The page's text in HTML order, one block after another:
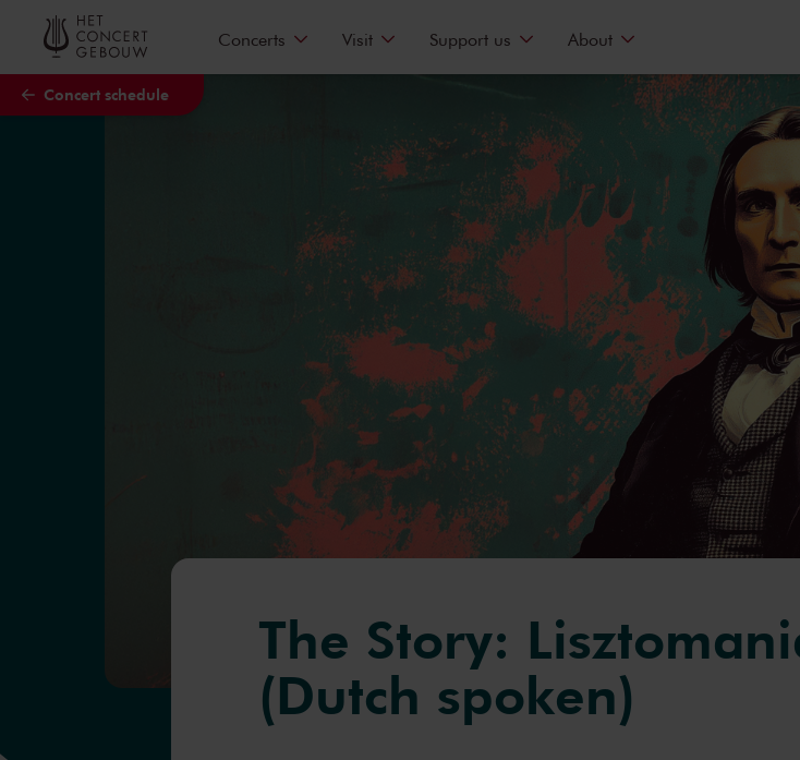
Skip to main content
Concert schedule
Concerts Visit Support us About
The Story:
(Dutch spoken)